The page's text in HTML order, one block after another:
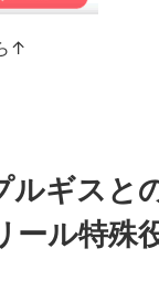
↑
ルギスと
ール特殊